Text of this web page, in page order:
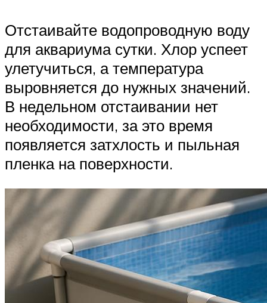
Отстаивайте водопроводную воду
для аквариума сутки. Хлор успеет
улетучиться, а температура
выровняется до нужных значений.
В недельном отстаивании нет
необходимости, за это время
появляется затхлость и пыльная
пленка на поверхности.